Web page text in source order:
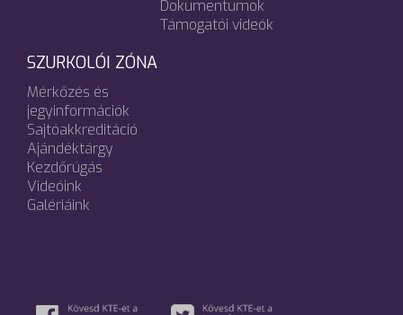
Dokumentumok
Támogatói videók
SZURKOLÓI ZÓNA
Mérkőzés és
jegyinformációk
Sajtóakkreditáció
Ajándéktárgy
Kezdőrúgás
Videóink
Galériáink